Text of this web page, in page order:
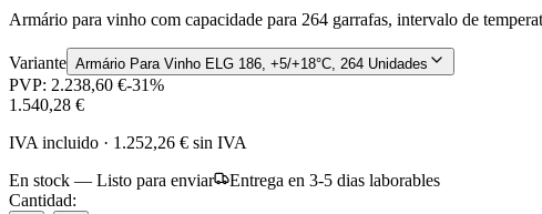
Armário para vinho com capacidade para 264 garrafas, intervalo de
Variante Armário Para Vinho ELG 186, +5/+18°C, 264 Unidades
PVP: 2.238,60 €-31%
1.540,28 €
IVA incluido · 1.252,26 € sin IVA
En stock — Listo para enviar
Entrega en 3-5 dias laborables
Cantidad: